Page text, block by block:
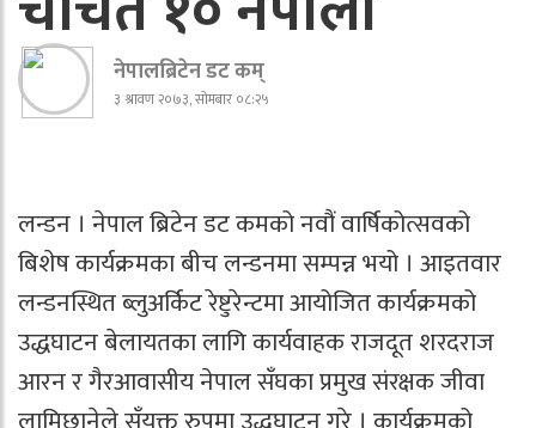
नेपालब्रिटेन डट कम्
३ श्रावण २०७३, सोमबार ०८:२५
लन्डन । नेपाल ब्रिटेन डट कमको नवौं वार्षिकोत्सवको
बिशेष कार्यक्रमका बीच लन्डनमा सम्पन्न भयो । आइतवार
लन्डनस्थित ब्लुअर्किट रेष्टुरेन्टमा आयोजित कार्यक्रमको
उद्धघाटन बेलायतका लागि कार्यवाहक राजदूत शरदराज
आरन र गैरआवासीय नेपाल सँघका प्रमुख संरक्षक जीवा